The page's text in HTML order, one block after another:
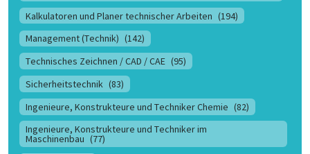
Kalkulatoren und Planer technischer Arbeiten (194)
Management (Technik) (142)
Technisches Zeichnen / CAD / CAE (95)
Sicherheitstechnik (83)
Ingenieure, Konstrukteure und Techniker Chemie (82)
Ingenieure, Konstrukteure und Techniker im
Maschinenbau (77)